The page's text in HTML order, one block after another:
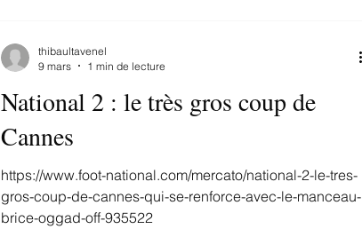
National 2 : le très gros coup de
Cannes
https://www.foot-national.com/mercato/national-2-le-tres-
gros-coup-de-cannes-qui-se-renforce-avec-le-manceau-
brice-oggad-off-935522
thibaultavenel
9 mars
1 min de lecture